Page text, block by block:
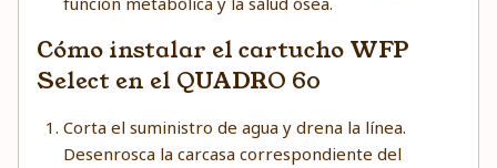
Cómo instalar el cartucho WFP
Select en el QUADRO 60
Corta el suministro de agua y drena la línea.
Desenrosca la carcasa correspondiente del